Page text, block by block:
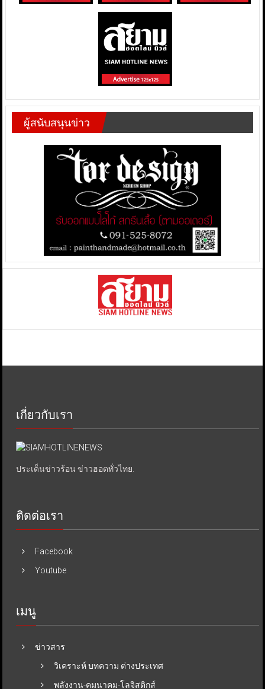
ผู้สนับสนุนข่าว
เกี่ยวกับเรา
ประเด็นข่าวร้อน ข่าวฮอตทั่วไทย.
ติดต่อเรา
Facebook
Youtube
เมนู
ข่าวสาร
วิเคราะห์ บทความ ต่างประเทศ
พลังงาน-คมนาคม-โลจิสติกส์